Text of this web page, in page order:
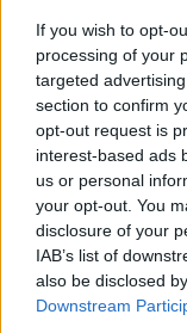
If you wish to opt-
processing of your
targeted
section to confirm
opt-out request is
interest-based ads
us or personal
your opt-out. You
disclosure of your
IAB’s list of
also be disclosed
Downstream
18:00
30% υγρ.
21:00
29°C
32%υγρ.
ΤΕΤΑΡΤΗ12
00:00
28 °C
35%υγρ.